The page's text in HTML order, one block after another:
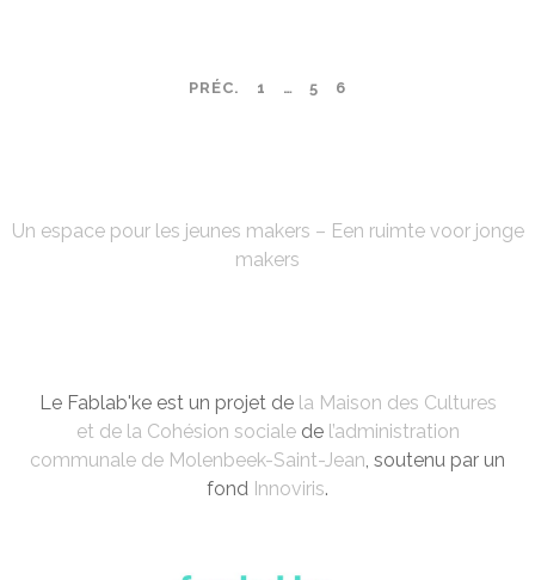
LES
PAGINATION
PRÉC. 1 … 5 6
Un espace pour les jeunes makers – Een ruimte voor jonge
makers
Le Fablab'ke est un projet de la Maison des Cultures
et de la Cohésion socialede l’administration
communale de Molenbeek-Saint-Jean , soutenu par un
fond Innoviris.